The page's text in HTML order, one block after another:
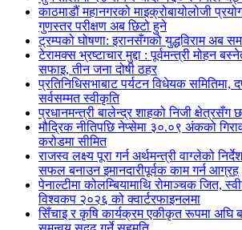
काठमाडौं महानगरको माइक्रोबायोलोजी
गुणस्तर परीक्षण अब छिटो हुने
ट्रम्पको घोषणा: इरानसँगको युद्धविराम अब
टेरामक्स भ्रष्टाचार मुद्दा : पूर्वमन्त्री मोहन
सफाइ, तीन जना दोषी ठहर
प्रतिनिधिसभाबाट पर्यटन विधेयक
सर्वसम्मत स्वीकृति
प्रधानमन्त्री बालेन्द्र शाहको निजी
मौद्रिक नीतिपछि नेप्सेमा ३०.०९ अंकको
करोडमा सीमित
राजस्व लक्ष्य पूरा गर्न अर्थमन्त्री वाग्लेको
सफल बनाउन इमानदारीपूर्वक काम गर्न आग्रह
पेनाल्टीमा कोलम्बियामाथि रोमाञ्चक जित,
विश्वकप २०२६ को क्वार्टरफाइनलमा
सिँचाइ र कृषि कार्यक्रम एकीकृत रूपमा अघि